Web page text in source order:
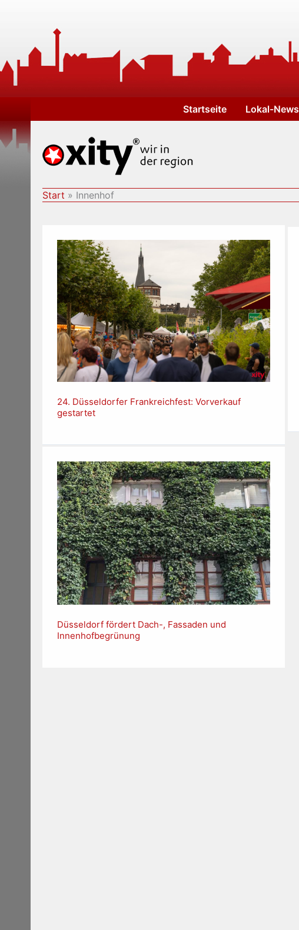
Startseite Lokal-News
Start Innenhof
24. Düsseldorfer Frankreichfest: Vorverkauf
gestartet
Düsseldorf fördert Dach-, Fassaden und
Innenhofbegrünung